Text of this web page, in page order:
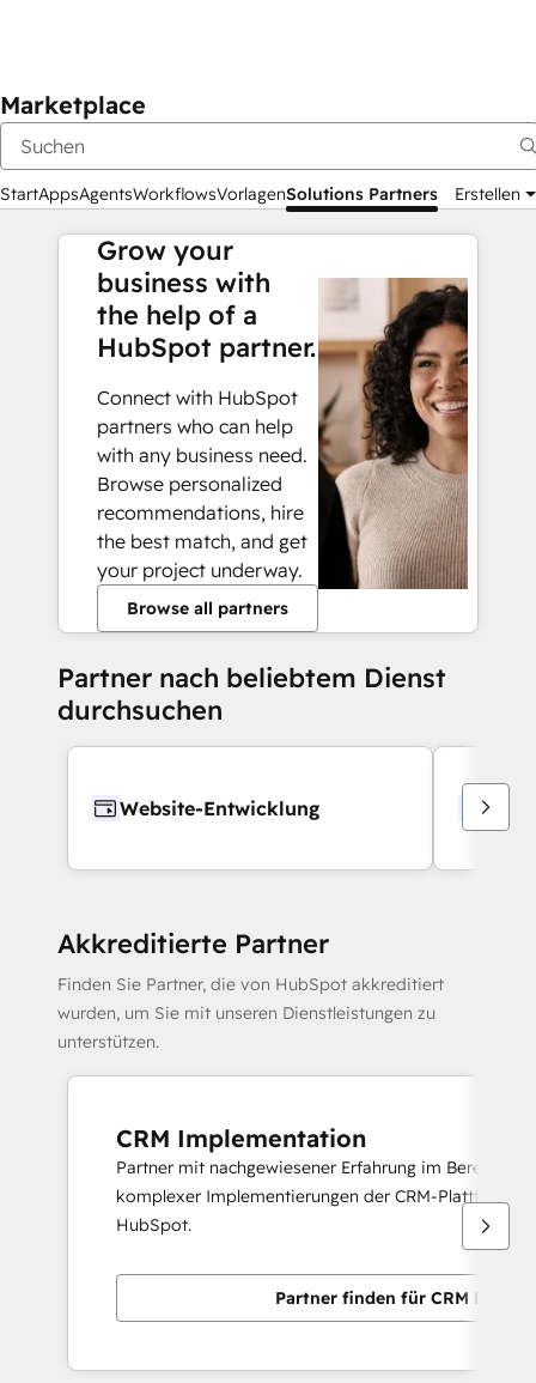
Marketplace
StartAppsAgentsWorkflowsVorlagenSolutions Partners Erstellen
Grow your
business with
the help of a
HubSpot partner.
Connect with HubSpot
partners who can help
with any business need.
Browse personalized
recommendations, hire
the best match, and get
your project underway.
Browse all partners
Partner nach beliebtem Dienst
durchsuchen
Website-Entwicklung
Akkreditierte Partner
Finden Sie Partner, die von HubSpot akkreditiert
wurden, um Sie mit unseren Dienstleistungen zu
unterstützen.
CRM Implementation
Partner mit nachgewiesener Erfahrung im
komplexer Implementierungen der CRM-Plattform
HubSpot.
Partner finden für CRM